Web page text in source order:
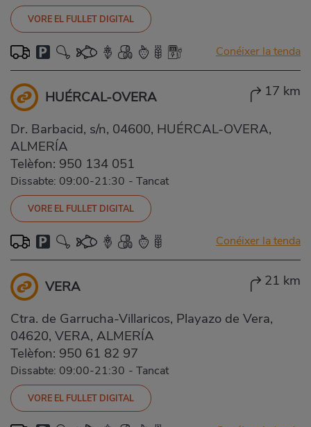
VORE EL FULLET DIGITAL
Conéixer la tenda
HUÉRCAL-OVERA 17 km
Dr. Barbacid, s/n, 04600, HUÉRCAL-OVERA,
ALMERÍA
Telèfon: 950 134 051
Dissabte: 09:00-21:30 - Tancat
VORE EL FULLET DIGITAL
Conéixer la tenda
VERA 21 km
Ctra. de Garrucha-Villaricos, Playazo de Vera,
04620, VERA, ALMERÍA
Telèfon: 950 61 82 97
Dissabte: 09:00-21:30 - Tancat
VORE EL FULLET DIGITAL